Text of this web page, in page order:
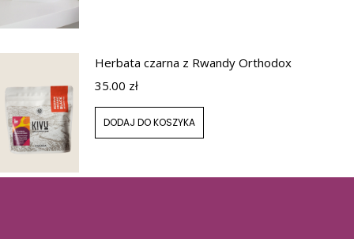
Herbata czarna z Rwandy Orthodox
35.00 zł
DODAJ DO KOSZYKA